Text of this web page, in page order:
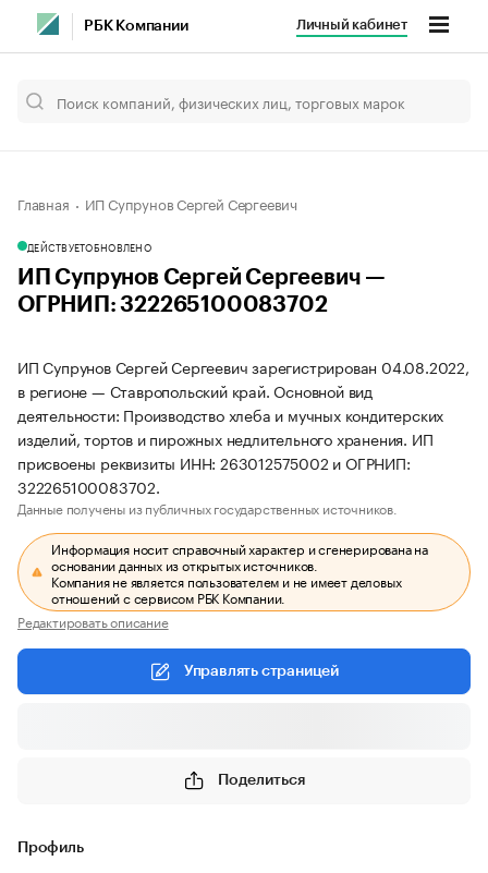
РБК Компании Личный кабинет
Главная ИП Супрунов Сергей Сергеевич
ДЕЙСТВУЕТОБНОВЛЕНО
ИП Супрунов Сергей Сергеевич —
ОГРНИП: 322265100083702
ИП Супрунов Сергей Сергеевич зарегистрирован 04.08.2022,
в регионе — Ставропольский край. Основной вид
деятельности: Производство хлеба и мучных кондитерских
изделий, тортов и пирожных недлительного хранения. ИП
присвоены реквизиты ИНН: 263012575002 и ОГРНИП:
322265100083702.
Данные получены из публичных государственных источников.
Информация носит справочный характер и сгенерирована на
основании данных из открытых источников.
Компания не является пользователем и не имеет деловых
отношений с сервисом РБК Компании.
Редактировать описание
Управлять страницей
Поделиться
Профиль